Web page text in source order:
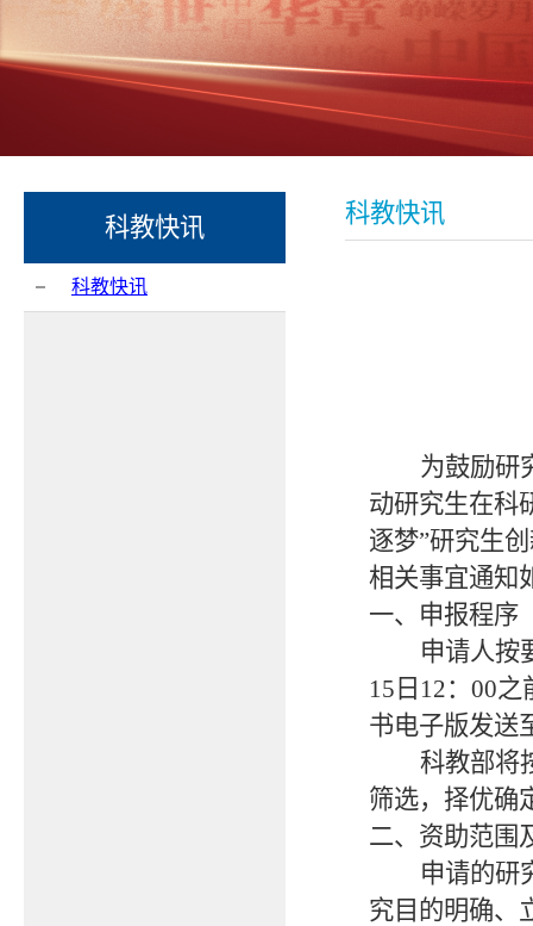
科教快讯
科教快讯
科教快讯
为鼓励研
动研究生在科
逐梦”研究生
相关事宜通知
一、 申报程序
申请人按
15日12：00
书电子版发送
科教部将
筛选，择优确
二、 资助范围
申请的研
究目的明确、